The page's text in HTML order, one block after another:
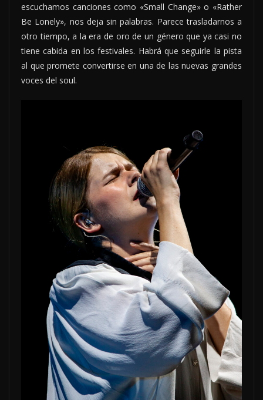
escuchamos canciones como «Small Change» o «Rather
Be Lonely», nos deja sin palabras. Parece trasladarnos a
otro tiempo, a la era de oro de un género que ya casi no
tiene cabida en los festivales. Habrá que seguirle la pista
al que promete convertirse en una de las nuevas grandes
voces del soul.